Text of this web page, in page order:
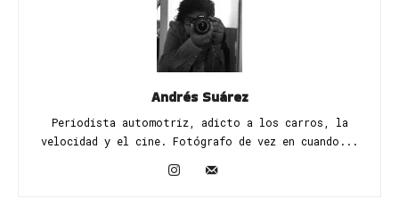
Andrés Suárez
Periodista automotriz, adicto a los carros, la
velocidad y el cine. Fotógrafo de vez en cuando...